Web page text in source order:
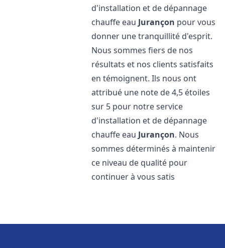
d'installation et de dépannage
chauffe eau Jurançon pour vous
donner une tranquillité d'esprit.
Nous sommes fiers de nos
résultats et nos clients satisfaits
en témoignent. Ils nous ont
attribué une note de 4,5 étoiles
sur 5 pour notre service
d'installation et de dépannage
chauffe eau Jurançon. Nous
sommes déterminés à maintenir
ce niveau de qualité pour
continuer à vous satis